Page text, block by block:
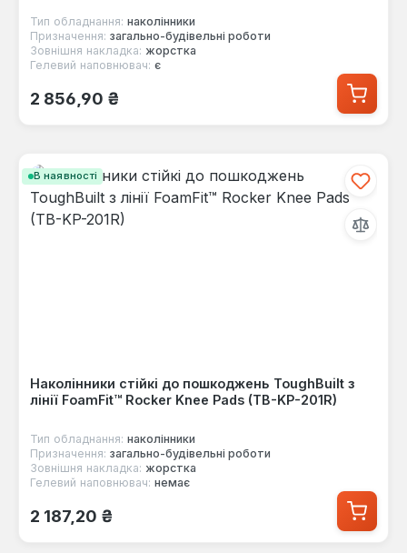
Тип обладнання: наколінники
Призначення: загально-будівельні роботи
Зовнішня накладка: жорстка
Гелевий наповнювач: є
Звичайна ціна:
2 856,90 ₴
В наявності
Наколінники стійкі до пошкоджень ToughBuilt з
лінії FoamFit™ Rocker Knee Pads (TB-KP-201R)
Тип обладнання: наколінники
Призначення: загально-будівельні роботи
Зовнішня накладка: жорстка
Гелевий наповнювач: немає
Звичайна ціна:
2 187,20 ₴